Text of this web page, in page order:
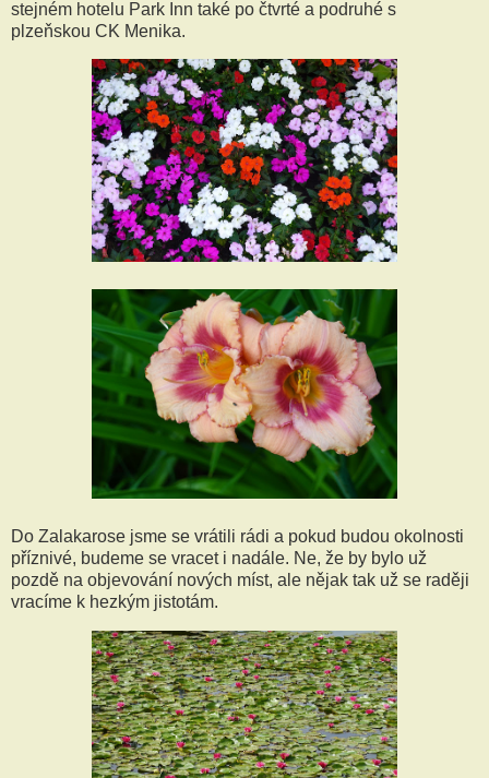
stejném hotelu Park Inn také po čtvrté a podruhé s
plzeňskou CK Menika.
Do Zalakarose jsme se vrátili rádi a pokud budou okolnosti
příznivé, budeme se vracet i nadále. Ne, že by bylo už
pozdě na objevování nových míst, ale nějak tak už se raději
vracíme k hezkým jistotám.